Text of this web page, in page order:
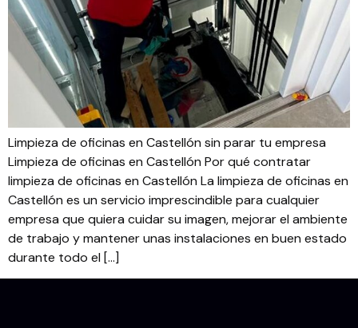
Limpieza de oficinas en Castellón sin parar tu empresa
Limpieza de oficinas en Castellón Por qué contratar
limpieza de oficinas en Castellón La limpieza de oficinas en
Castellón es un servicio imprescindible para cualquier
empresa que quiera cuidar su imagen, mejorar el ambiente
de trabajo y mantener unas instalaciones en buen estado
durante todo el […]